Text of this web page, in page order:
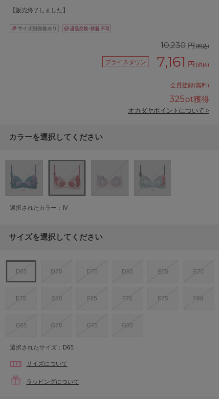
【販売終了しました】
10,230 円(税込)
プライスダウン 7,161 円 (税込)
会員登録(無料)
325pt獲得
オカダヤポイントについて >
カラーを選択してください
選択されたカラー：IV
サイズを選択してください
D65 D70 D75 D80 E65 E70
E75 E80 F65 F70 F75 F80
G65 G70 G75 G80
選択されたサイズ：D65
サイズについて
ラッピングについて